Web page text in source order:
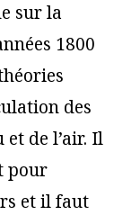
sur la
1800
des
et de l’air. Il
pour
et il faut